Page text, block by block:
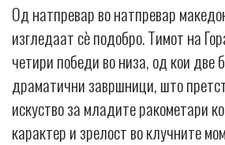
Од натпревар во натпревар
изгледаат сè подобро. Тимот на
четири победи во низа, од кои две
драматични завршници, што
искуство за младите ракометари
карактер и зрелост во клучните